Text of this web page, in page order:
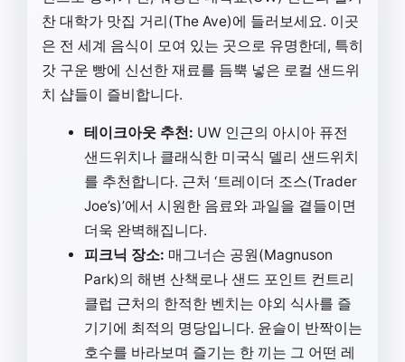
찬 대학가 맛집 거리(The Ave)에 들러보세요. 이곳
은 전 세계 음식이 모여 있는 곳으로 유명한데, 특히
갓 구운 빵에 신선한 재료를 듬뿍 넣은 로컬 샌드위
치 샵들이 즐비합니다.
테이크아웃 추천: UW 인근의 아시아 퓨전
샌드위치나 클래식한 미국식 델리 샌드위치
를 추천합니다. 근처 ‘트레이더 조스(Trader
Joe’s)’에서 시원한 음료와 과일을 곁들이면
더욱 완벽해집니다.
피크닉 장소: 매그너슨 공원(Magnuson
Park)의 해변 산책로나 샌드 포인트 컨트리
클럽 근처의 한적한 벤치는 야외 식사를 즐
기기에 최적의 명당입니다. 윤슬이 반짝이는
호수를 바라보며 즐기는 한 끼는 그 어떤 레